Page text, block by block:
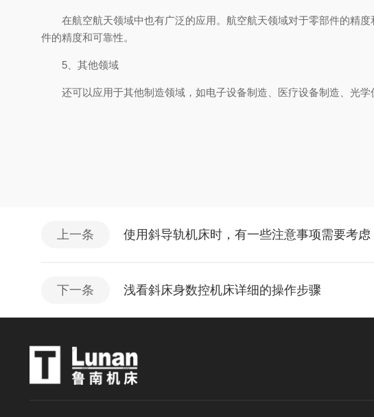
在航空航天领域中也有广泛的应用。航空航天领域对于零部件的精度
件的精度和可靠性。
5、其他领域
还可以应用于其他制造领域，如电子设备制造、医疗设备制造、光学
上一条 使用斜导轨机床时，有一些注意事项需要考虑
下一条 浅看斜床身数控机床详细的操作步骤